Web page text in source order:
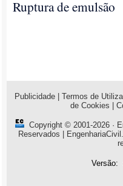
Ruptura de emulsão
Publicidade Termos de
de Cookies
Copyright © 2001-2026 ·
Reservados |
Versão: